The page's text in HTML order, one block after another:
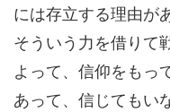
には存立する理由が
そういう力を借りて
よって、信仰をもっ
あって、信じてもい